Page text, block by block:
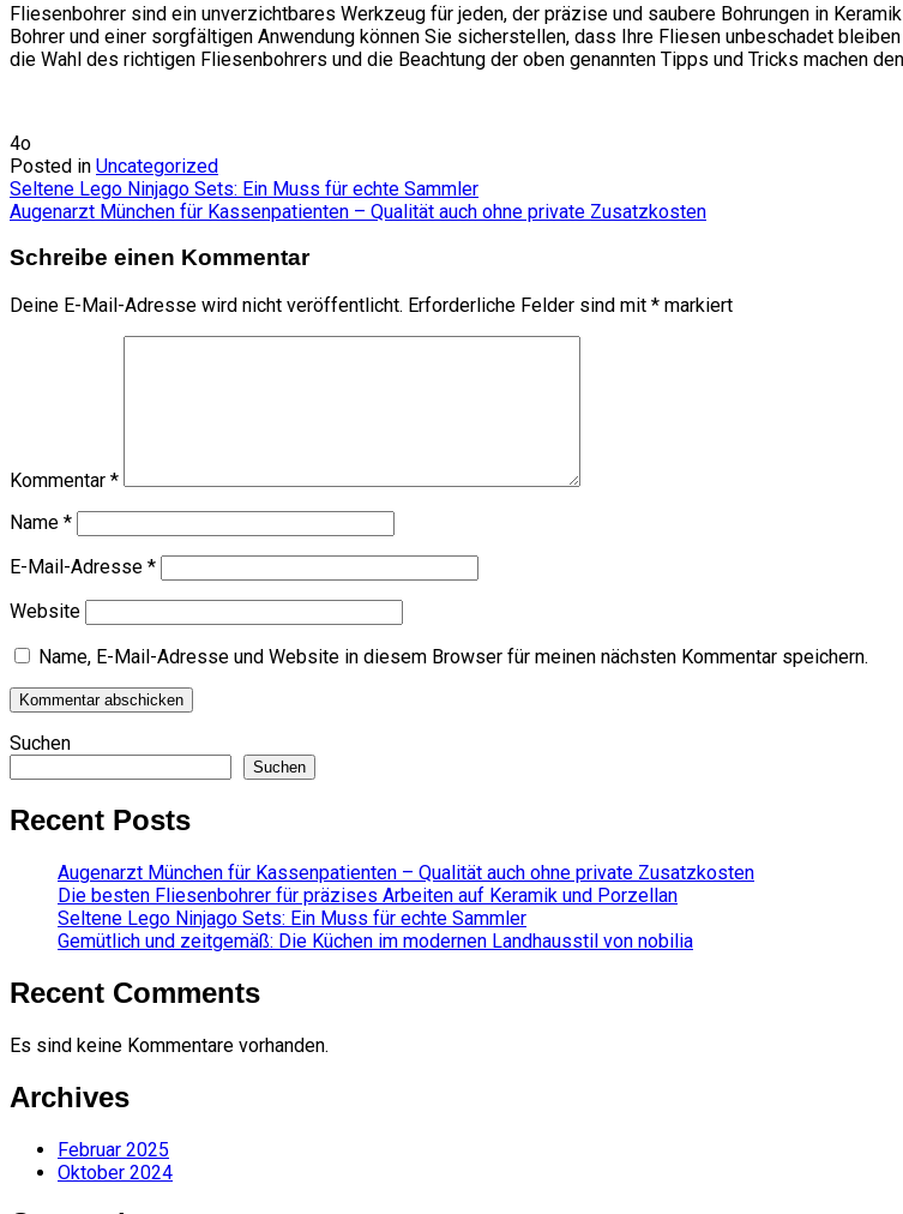
Fliesenbohrer sind ein unverzichtbares Werkzeug für jeden, der präzise und saubere Bohrungen in
Bohrer und einer sorgfältigen Anwendung können Sie sicherstellen, dass Ihre Fliesen unbeschadet
die Wahl des richtigen Fliesenbohrers und die Beachtung der oben genannten Tipps und Tricks machen
4o
Posted in Uncategorized
Beitragsnavigation
Seltene Lego Ninjago Sets: Ein Muss für echte Sammler
Augenarzt München für Kassenpatienten – Qualität auch ohne private Zusatzkosten
Schreibe einen Kommentar
Deine E-Mail-Adresse wird nicht veröffentlicht. Erforderliche Felder sind mit * markiert
Kommentar *
Name *
E-Mail-Adresse *
Website
Name, E-Mail-Adresse und Website in diesem Browser für meinen nächsten Kommentar speichern.
Suchen
Suchen
Recent Posts
Augenarzt München für Kassenpatienten – Qualität auch ohne private Zusatzkosten
Die besten Fliesenbohrer für präzises Arbeiten auf Keramik und Porzellan
Seltene Lego Ninjago Sets: Ein Muss für echte Sammler
Gemütlich und zeitgemäß: Die Küchen im modernen Landhausstil von nobilia
Recent Comments
Es sind keine Kommentare vorhanden.
Archives
Februar 2025
Oktober 2024